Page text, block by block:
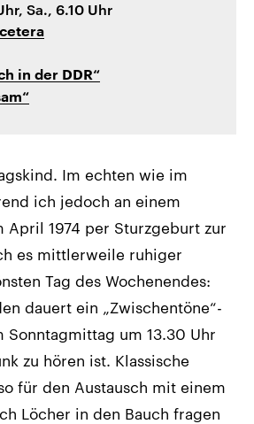
Sa., 6.10 Uhr
in der DDR“
Im echten wie im
ich jedoch an einem
April 1974 per Sturzgeburt zur
es mittlerweile ruhiger
Tag des Wochenendes:
dauert ein „Zwischentöne“-
Sonntagmittag um 13.30 Uhr
zu hören ist. Klassische
für den Austausch mit einem
Löcher in den Bauch fragen